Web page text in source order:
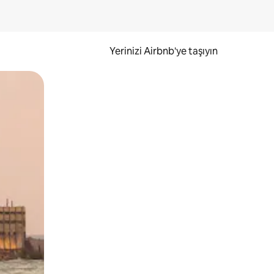
Yerinizi Airbnb'ye taşıyın